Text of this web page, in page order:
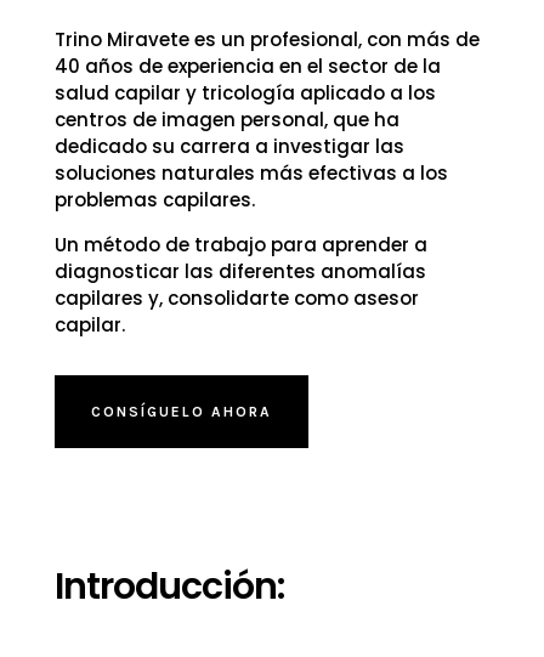
Trino Miravete es un profesional, con más de
40 años de experiencia en el sector de la
salud capilar y tricología aplicado a los
centros de imagen personal, que ha
dedicado su carrera a investigar las
soluciones naturales más efectivas a los
problemas capilares.
Un método de trabajo para aprender a
diagnosticar las diferentes anomalías
capilares y, consolidarte como asesor
capilar.
CONSÍGUELO AHORA
Introducción: